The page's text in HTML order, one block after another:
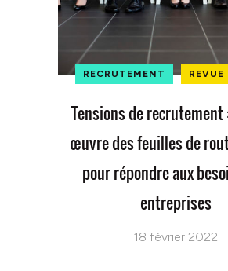
RECRUTEMENT REVUE
Tensions de recrutement
œuvre des feuilles de
pour répondre aux
entreprises
18 février 2022